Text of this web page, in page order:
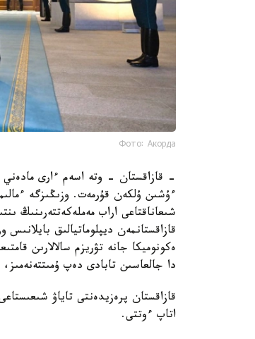
Фото: Акорда
– قازاقستان – وتە اسەم ءارى
شىعاناقتاعى اراب مەملەكەتتەرىنىڭ
قازاقستانمەن ديپلوماتيالىق
ەكونوميكا جانە تۋريزم سالالارىن
دا جالعاسىن تابادى دەپ
قازاقستان پرەزيدەنتى تاياۋ
اتاپ ءوتتى.